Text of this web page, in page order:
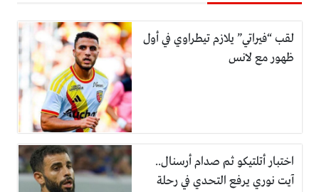
لقب “فيراتي” يلازم تيطراوي في أول
ظهور مع لانس
اختبار أتلتيكو ثم صدام أرسنال..
آيت نوري يرفع التحدي في رحلة